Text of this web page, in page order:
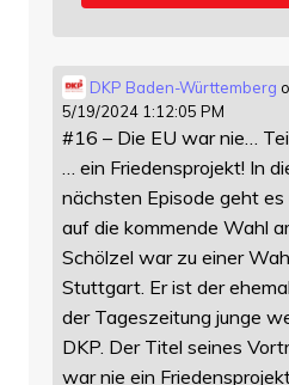
DKP Baden-Württemberg
5/19/2024 1:12:05 PM
#16 – Die EU war nie…
… ein Friedensprojekt! In
nächsten Episode geht es
auf die kommende Wahl
Schölzel war zu einer
Stuttgart. Er ist der
der Tageszeitung junge
DKP. Der Titel seines
war nie ein